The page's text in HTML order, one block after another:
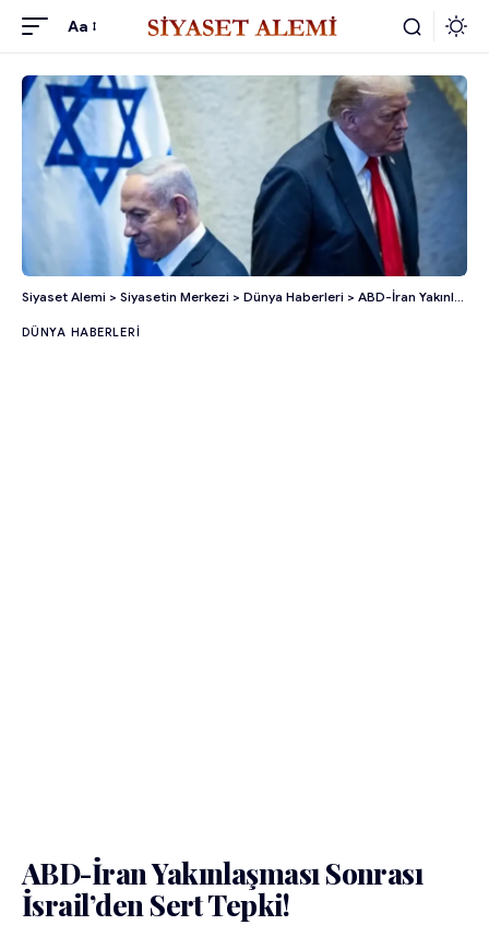
Aa
Siyaset Alemi > Siyasetin Merkezi > Dünya Haberleri > ABD-İran Yakınlaşması Sonrası İsrail’den Sert Tepki!
DÜNYA HABERLERI
ABD-İran Yakınlaşması Sonrası
İsrail’den Sert Tepki!